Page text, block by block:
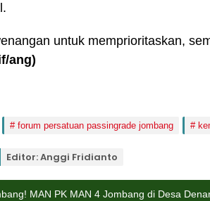
untuk memprioritaskan,
ang)
forum persatuan passingrade jombang
Editor: Anggi Fridianto
MAN PK MAN 4 Jombang di Desa